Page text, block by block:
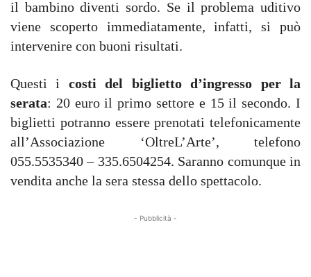
il bambino diventi sordo. Se il problema uditivo
viene scoperto immediatamente, infatti, si può
intervenire con buoni risultati.
Questi i costi del biglietto d’ingresso per la
serata: 20 euro il primo settore e 15 il secondo. I
biglietti potranno essere prenotati telefonicamente
all’Associazione ‘OltreL’Arte’, telefono
055.5535340 – 335.6504254. Saranno comunque in
vendita anche la sera stessa dello spettacolo.
- Pubblicità -